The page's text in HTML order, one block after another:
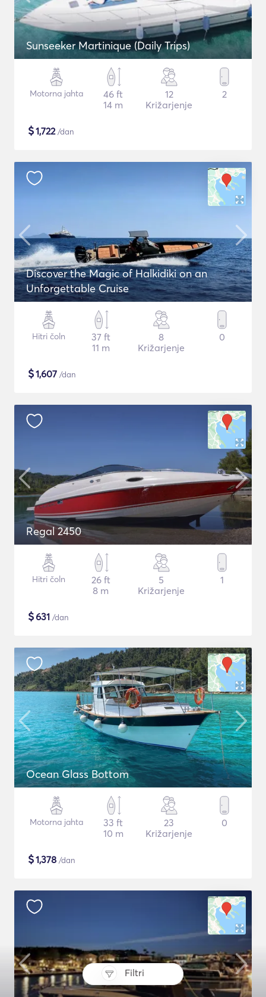
Filtri
Sunseeker Martinique (Daily Trips)
Motorna jahta
46 ft
14 m
12
Križarjenje
2
$1,722/dan
Discover the Magic of Halkidiki on an
Unforgettable Cruise
Hitri čoln
37 ft
11 m
8
Križarjenje
0
$1,607 /dan
Regal 2450
Hitri čoln
26 ft
8 m
5
Križarjenje
1
$631 /dan
Ocean Glass Bottom
Motorna jahta
33 ft
10 m
23
Križarjenje
0
$1,378 /dan